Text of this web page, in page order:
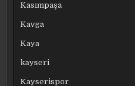
Kasımpaşa
Kavga
Kaya
kayseri
Kayserispor